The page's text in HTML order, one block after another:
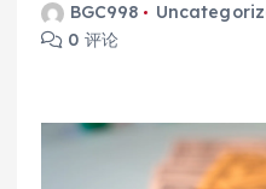
BGC998
0 评论